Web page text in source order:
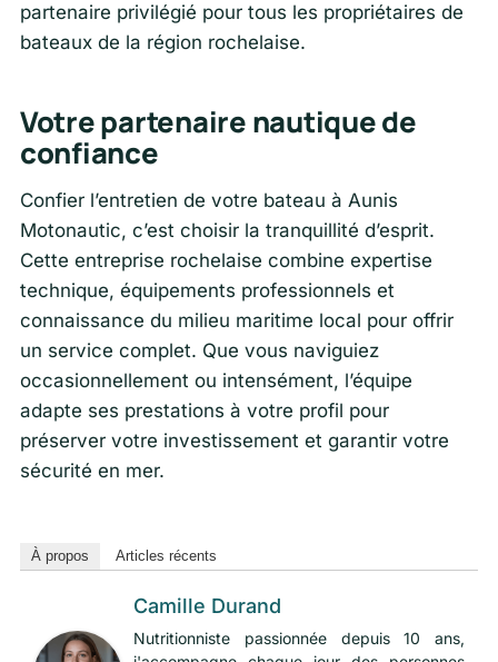
partenaire privilégié pour tous les propriétaires de
bateaux de la région rochelaise.
Votre partenaire nautique de
confiance
Confier l’entretien de votre bateau à Aunis
Motonautic, c’est choisir la tranquillité d’esprit.
Cette entreprise rochelaise combine expertise
technique, équipements professionnels et
connaissance du milieu maritime local pour offrir
un service complet. Que vous naviguiez
occasionnellement ou intensément, l’équipe
adapte ses prestations à votre profil pour
préserver votre investissement et garantir votre
sécurité en mer.
À propos Articles récents
Camille Durand
Nutritionniste passionnée depuis 10 ans,